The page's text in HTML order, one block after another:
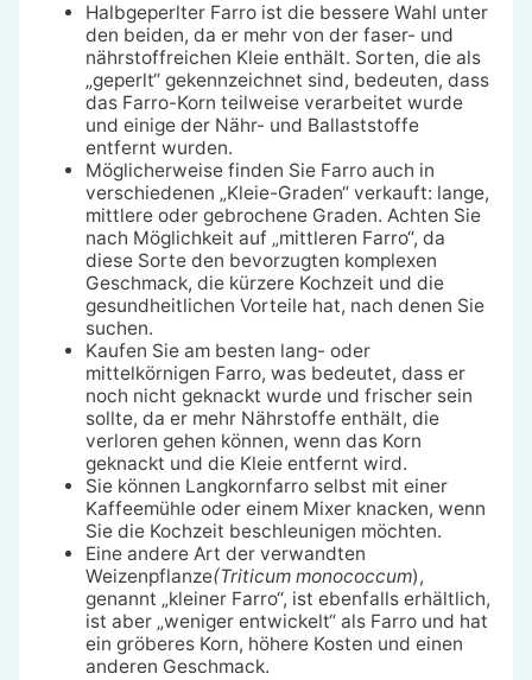
Halbgeperlter Farro ist die bessere Wahl unter
den beiden, da er mehr von der faser- und
nährstoffreichen Kleie enthält. Sorten, die als
„geperlt“ gekennzeichnet sind, bedeuten, dass
das Farro-Korn teilweise verarbeitet wurde
und einige der Nähr- und Ballaststoffe
entfernt wurden.
Möglicherweise finden Sie Farro auch in
verschiedenen „Kleie-Graden“ verkauft: lange,
mittlere oder gebrochene Graden. Achten Sie
nach Möglichkeit auf „mittleren Farro“, da
diese Sorte den bevorzugten komplexen
Geschmack, die kürzere Kochzeit und die
gesundheitlichen Vorteile hat, nach denen Sie
suchen.
Kaufen Sie am besten lang- oder
mittelkörnigen Farro, was bedeutet, dass er
noch nicht geknackt wurde und frischer sein
sollte, da er mehr Nährstoffe enthält, die
verloren gehen können, wenn das Korn
geknackt und die Kleie entfernt wird.
Sie können Langkornfarro selbst mit einer
Kaffeemühle oder einem Mixer knacken, wenn
Sie die Kochzeit beschleunigen möchten.
Eine andere Art der verwandten
Weizenpflanze(Triticum monococcum),
genannt „kleiner Farro“, ist ebenfalls erhältlich,
ist aber „weniger entwickelt“ als Farro und hat
ein gröberes Korn, höhere Kosten und einen
anderen Geschmack.